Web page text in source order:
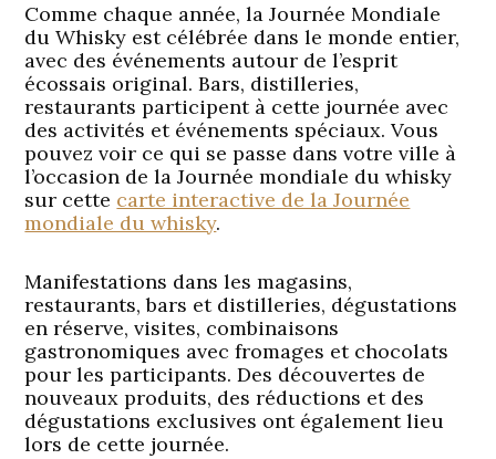
Comme chaque année, la Journée Mondiale
du Whisky est célébrée dans le monde entier,
avec des événements autour de l’esprit
écossais original. Bars, distilleries,
restaurants participent à cette journée avec
des activités et événements spéciaux. Vous
pouvez voir ce qui se passe dans votre ville à
l’occasion de la Journée mondiale du whisky
sur cette carte interactive de la Journée
mondiale du whisky.
Manifestations dans les magasins,
restaurants, bars et distilleries, dégustations
en réserve, visites, combinaisons
gastronomiques avec fromages et chocolats
pour les participants. Des découvertes de
nouveaux produits, des réductions et des
dégustations exclusives ont également lieu
lors de cette journée.